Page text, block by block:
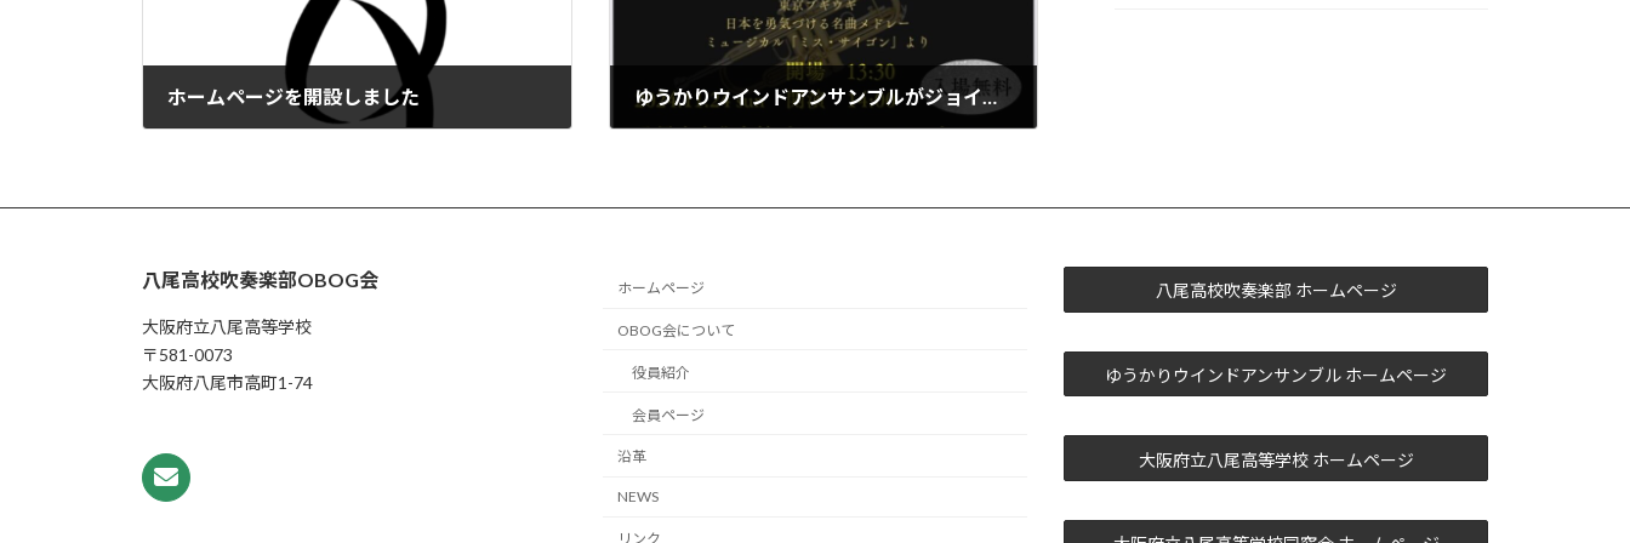
ホームページを開設しました ゆうかりウインドアンサンブルがジョイフルコンサートを開催します
八尾高校吹奏楽部OBOG会
大阪府立八尾高等学校
〒581-0073
大阪府八尾市高町1-74
ホームページ
OBOG会について
役員紹介
会員ページ
沿革
NEWS
リンク
八尾高校吹奏楽部 ホームページ
ゆうかりウインドアンサンブル ホームページ
大阪府立八尾高等学校 ホームページ